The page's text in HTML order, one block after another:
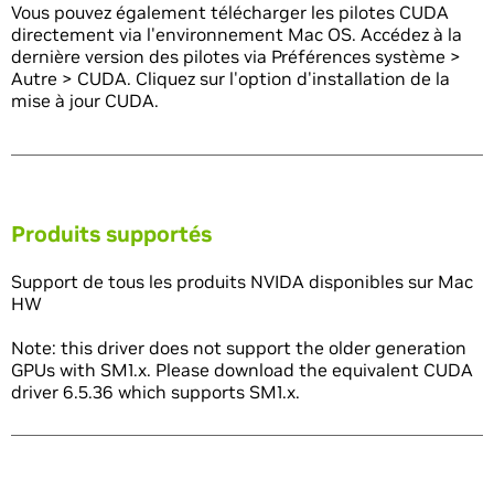
Vous pouvez également télécharger les pilotes CUDA
directement via l'environnement Mac OS. Accédez à la
dernière version des pilotes via Préférences système >
Autre > CUDA. Cliquez sur l'option d'installation de la
mise à jour CUDA.
Produits supportés
Support de tous les produits NVIDA disponibles sur Mac
HW
Note: this driver does not support the older generation
GPUs with SM1.x. Please download the equivalent CUDA
driver 6.5.36 which supports SM1.x.